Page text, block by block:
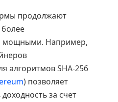
продолжают
более
мощными. Например,
алгоритмов SHA-256
) позволяет
за счет